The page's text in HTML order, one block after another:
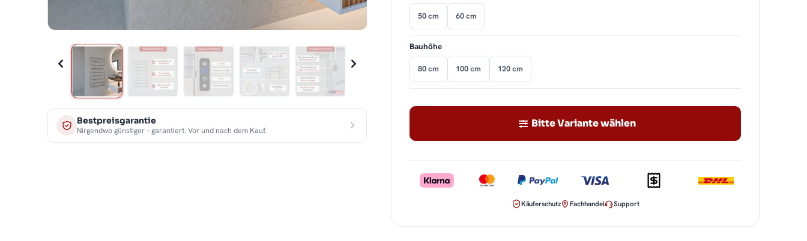
Bestpreisgarantie
Nirgendwo günstiger – garantiert. Vor und nach dem Kauf.
50 cm 60 cm
Bauhöhe
80 cm 100 cm 120 cm
Bitte Variante wählen
Käuferschutz Fachhandel Support